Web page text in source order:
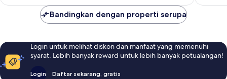
Bandingkan dengan properti serupa
Login untuk melihat diskon dan manfaat yang memenuhi
syarat. Lebih banyak reward untuk lebih banyak petualangan!
Login Daftar sekarang, gratis